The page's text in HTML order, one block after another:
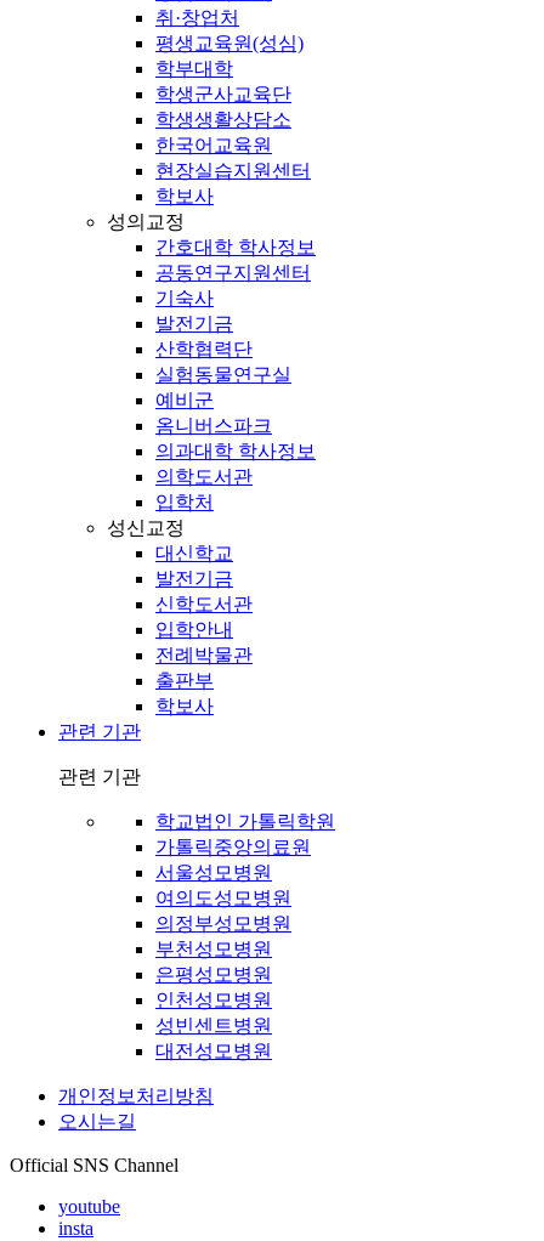
취·창업처
평생교육원(성심)
학부대학
학생군사교육단
학생생활상담소
한국어교육원
현장실습지원센터
학보사
성의교정
간호대학 학사정보
공동연구지원센터
기숙사
발전기금
산학협력단
실험동물연구실
예비군
옴니버스파크
의과대학 학사정보
의학도서관
입학처
성신교정
대신학교
발전기금
신학도서관
입학안내
전례박물관
출판부
학보사
관련 기관
관련 기관
학교법인 가톨릭학원
가톨릭중앙의료원
서울성모병원
여의도성모병원
의정부성모병원
부천성모병원
은평성모병원
인천성모병원
성빈센트병원
대전성모병원
개인정보처리방침
오시는길
Official SNS Channel
youtube
insta